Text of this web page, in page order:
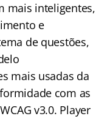
mais inteligentes,
e
de questões,
mais usadas da
com as
v3.0. Player